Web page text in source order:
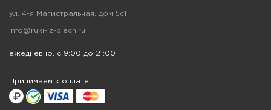
ул. 4-я Магистральная, дом 5с1
info@ruki-iz-plech.ru
ежедневно, с 9:00 до 21:00
Принимаем к оплате